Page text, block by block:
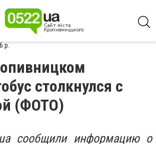
р.
столкнулся с
(ФОТО)
сообщили информацию о